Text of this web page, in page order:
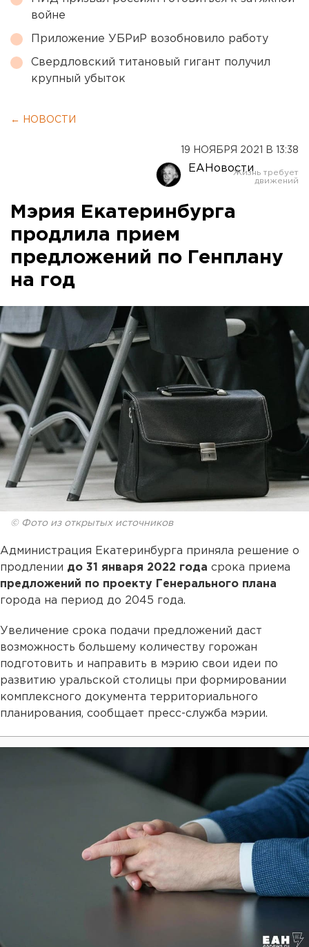
войне
Приложение УБРиР возобновило работу
Свердловский титановый гигант получил
крупный убыток
← НОВОСТИ
19 НОЯБРЯ 2021 В 13:38
ЕАНовости
Мэрия Екатеринбурга
продлила прием
предложений по Генплану
на год
© Фото из открытых источников
Администрация Екатеринбурга приняла решение о
продлении до 31 января 2022 года срока приема
предложений по проекту Генерального плана
города на период до 2045 года.
Увеличение срока подачи предложений даст
возможность большему количеству горожан
подготовить и направить в мэрию свои идеи по
развитию уральской столицы при формировании
комплексного документа территориального
планирования, сообщает пресс-служба мэрии.